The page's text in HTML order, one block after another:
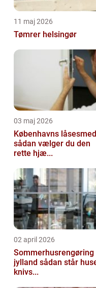
11 maj 2026
Tømrer helsingør
03 maj 2026
Københavns låsesmed
sådan vælger du den
rette hjæ...
02 april 2026
Sommerhusrengøring
jylland sådan står huset
knivs...